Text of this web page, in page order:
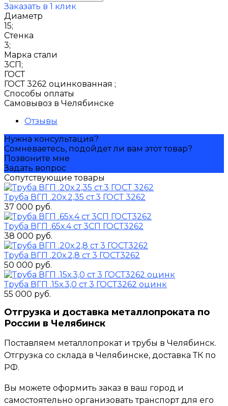
Заказать в 1 клик
Диаметр
15;
Стенка
3;
Марка стали
3СП;
ГОСТ
ГОСТ 3262 оцинкованная ;
Способы оплаты
Самовывоз в Челябинске
Отзывы
Нужна консультация?
Сомневаетесь, подойдет ли вам этот товар?
Позвоните мне
Задать вопрос
Сопутствующие товары
Труба ВГП .20х.2,35 ст.3 ГОСТ 3262
37 000 руб.
Труба ВГП .65х.4 ст 3СП ГОСТ3262
38 000 руб.
Труба ВГП .20х.2,8 ст 3 ГОСТ3262
50 000 руб.
Труба ВГП .15х.3,0 ст 3 ГОСТ3262 оцинк
55 000 руб.
Отгрузка и доставка металлопроката по
России в Челябинск
Поставляем металлопрокат и трубы в Челябинск.
Отгрузка со склада в Челябинске, доставка ТК по
РФ.
Вы можете оформить заказ в ваш город и
самостоятельно организовать транспорт для его